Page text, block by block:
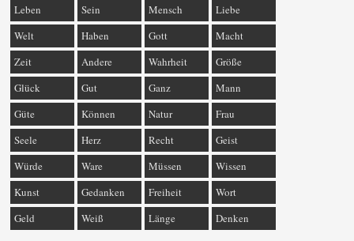
Leben Sein Mensch
Liebe
Welt
Haben Gott
Macht
Zeit
Andere Wahrheit
Größe
Glück
Gut Ganz
Mann
Güte
Können Natur
Frau
Seele
Herz Recht
Geist
Würde
Ware Müssen
Wissen
Kunst
Gedanken Freiheit
Wort
Geld
Weiß Länge Denken